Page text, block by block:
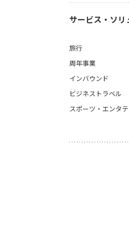
サービス・ソ
旅行
周年事業
インバウンド
ビジネストラベル
スポーツ・エンタ